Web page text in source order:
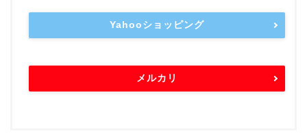
Yahooショッピング
メルカリ